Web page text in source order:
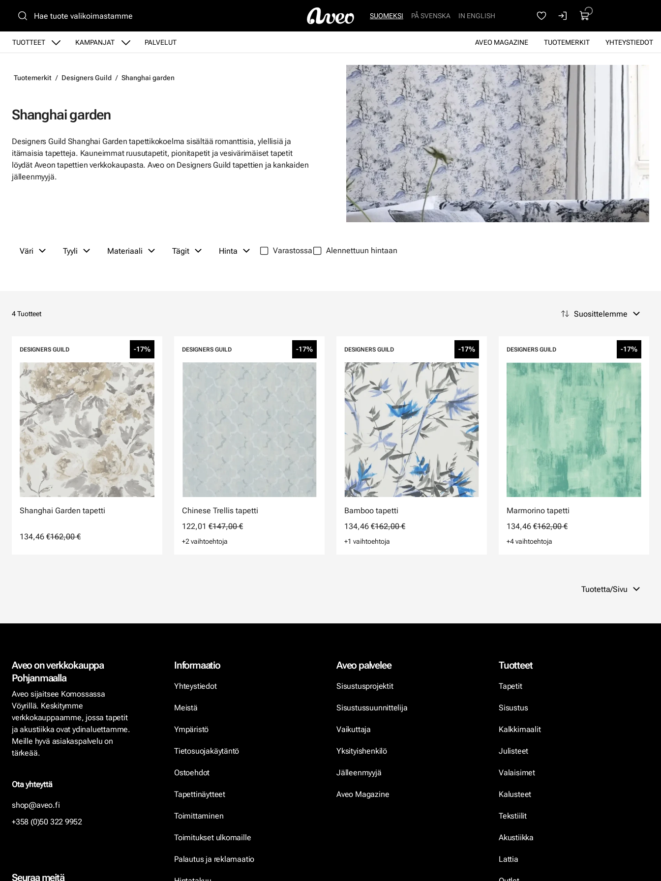
TUOTTEET KAMPANJAT PALVELUT YHTEYSTIEDOT
TUOTEMERKIT
AVEO MAGAZINE
SUOMEKSI PÅ SVENSKA IN ENGLISH
Tuotemerkit Designers Guild Shanghai garden
Shanghai garden
Designers Guild Shanghai Garden tapettikokoelma sisältää romanttisia, ylellisiä ja
itämaisia tapetteja. Kauneimmat ruusutapetit, pionitapetit ja vesivärimäiset tapetit
löydät Aveon tapettien verkkokaupasta. Aveo on Designers Guild tapettien ja kankaiden
jälleenmyyjä.
Väri Tyyli Materiaali Tägit Hinta Varastossa Alennettuun hintaan
Suosittelemme
4 Tuotteet
DESIGNERS GUILD -17%
Shanghai Garden tapetti
134,46 €162,00 €
DESIGNERS GUILD -17%
Chinese Trellis tapetti
122,01 €147,00 €
+2 vaihtoehtoja
DESIGNERS GUILD -17%
Bamboo tapetti
134,46 €162,00 €
+1 vaihtoehtoja
DESIGNERS GUILD -17%
Marmorino tapetti
134,46 €162,00 €
+4 vaihtoehtoja
Tuotetta/Sivu
Aveo on verkkokauppa
Pohjanmaalla
Aveo sijaitsee Komossassa
Vöyrillä. Keskitymme
verkkokauppaamme, jossa tapetit
ja akustiikka ovat ydinaluettamme.
Meille hyvä asiakaspalvelu on
tärkeää.
Ota yhteyttä
shop@aveo.fi
+358 (0)50 322 9952
Seuraa meitä
Informaatio
Yhteystiedot
Meistä
Ympäristö
Tietosuojakäytäntö
Ostoehdot
Tapettinäytteet
Toimittaminen
Toimitukset ulkomaille
Palautus ja reklamaatio
Aveo palvelee
Sisustusprojektit
Sisustussuunnittelija
Vaikuttaja
Yksityishenkilö
Jälleenmyyjä
Aveo Magazine
Tuotteet
Tapetit
Sisustus
Kalkkimaalit
Julisteet
Valaisimet
Kalusteet
Tekstiilit
Akustiikka
Lattia